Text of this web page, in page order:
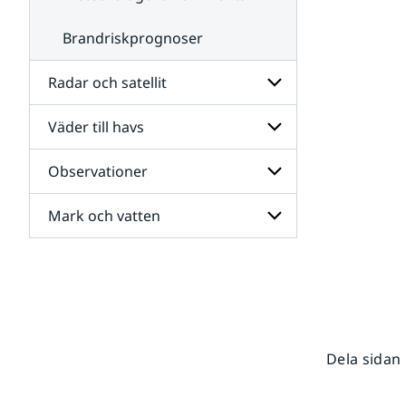
Brandriskprognoser
Radar och satellit
Undersidor
för
Radar
och
satellit
Väder till havs
Undersidor
för
Väder
till
havs
Observationer
Undersidor
för
Mark och vatten
Dela sidan